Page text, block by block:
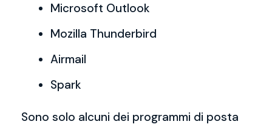
Microsoft Outlook
Mozilla Thunderbird
Airmail
Spark
Sono solo alcuni dei programmi di posta